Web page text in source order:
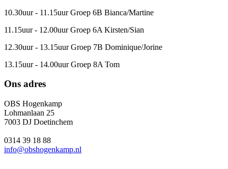
10.30uur - 11.15uur Groep 6B Bianca/Martine
11.15uur - 12.00uur Groep 6A Kirsten/Sian
12.30uur - 13.15uur Groep 7B Dominique/Jorine
13.15uur - 14.00uur Groep 8A Tom
Ons adres
OBS Hogenkamp
Lohmanlaan 25
7003 DJ Doetinchem
0314 39 18 88
info@obshogenkamp.nl